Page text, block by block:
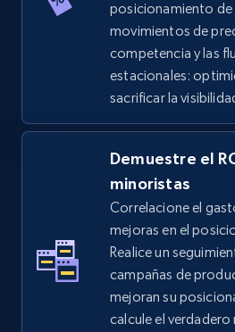
posicionamiento
movimientos de
competencia y las
estacionales:
sacrificar la
Demuestre el
minoristas
Correlacione el
mejoras en el
Realice un
campañas de
mejoran su
calcule el